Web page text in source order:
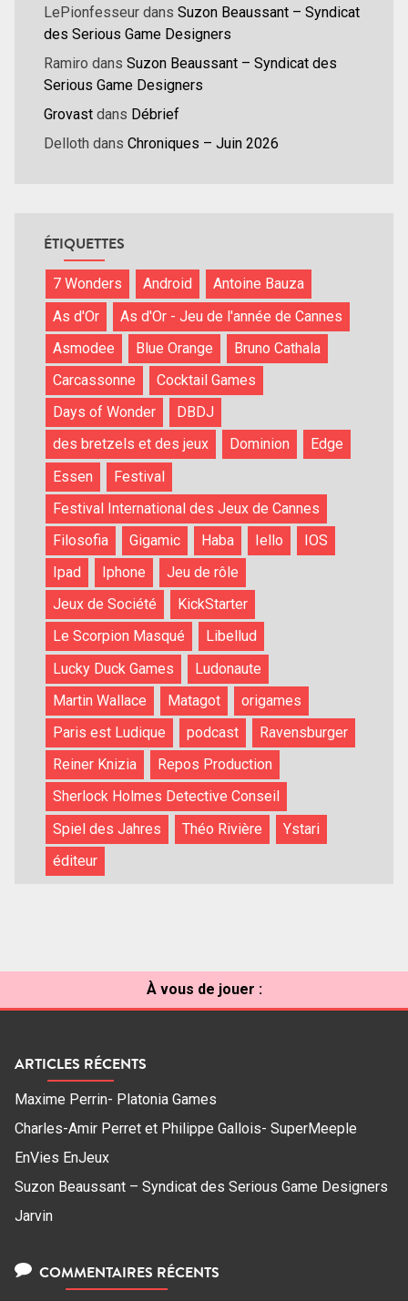
LePionfesseur dans Suzon Beaussant – Syndicat
des Serious Game Designers
Ramiro dans Suzon Beaussant – Syndicat des
Serious Game Designers
Grovast dans Débrief
Delloth dans Chroniques – Juin 2026
ÉTIQUETTES
7 Wonders Android
Antoine Bauza
As d'Or
As d'Or - Jeu de l'année de Cannes
Asmodee
Blue Orange
Bruno Cathala
Carcassonne
Cocktail Games
Days of Wonder
DBDJ
des bretzels et des jeux
Dominion
Edge
Essen
Festival
Festival International des Jeux de Cannes
Filosofia
Gigamic Haba Iello
IOS
Ipad
Iphone
Jeu de rôle
Jeux de Société
KickStarter
Le Scorpion Masqué
Libellud
Lucky Duck Games
Ludonaute
Martin Wallace
Matagot
origames
Paris est Ludique
podcast
Ravensburger
Reiner Knizia
Repos Production
Sherlock Holmes Detective Conseil
Spiel des Jahres
Théo Rivière
Ystari
éditeur
À vous de jouer :
ARTICLES RÉCENTS
Maxime Perrin- Platonia Games
Charles-Amir Perret et Philippe Gallois- SuperMeeple
EnVies EnJeux
Suzon Beaussant – Syndicat des Serious Game Designers
Jarvin
COMMENTAIRES RÉCENTS